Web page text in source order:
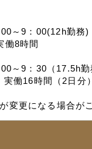
～9：00(12h勤務)
8時間
～9：30（17.5h勤
働16時間（2日分）
変更になる場合が